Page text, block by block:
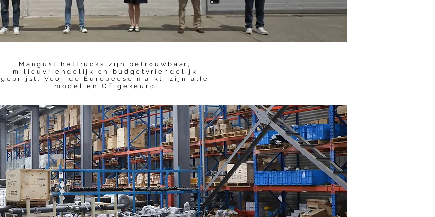
Mangust heftrucks zijn betrouwbaar,
milieuvriendelijk en budgetvriendelijk
geprijst. Voor de Europeese markt zijn alle
modellen CE gekeurd